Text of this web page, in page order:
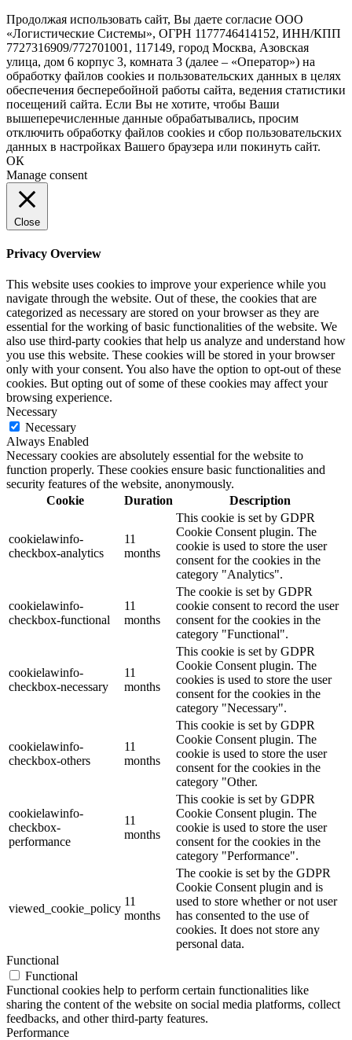
Продолжая использовать сайт, Вы даете согласие ООО
«Логистические Системы», ОГРН 1177746414152, ИНН/КПП
7727316909/772701001, 117149, город Москва, Азовская
улица, дом 6 корпус 3, комната 3 (далее – «Оператор») на
обработку файлов cookies и пользовательских данных в целях
обеспечения бесперебойной работы сайта, ведения статистики
посещений сайта. Если Вы не хотите, чтобы Ваши
вышеперечисленные данные обрабатывались, просим
отключить обработку файлов cookies и сбор пользовательских
данных в настройках Вашего браузера или покинуть сайт.
ОК
Manage consent
Close
Privacy Overview
This website uses cookies to improve your experience while you
navigate through the website. Out of these, the cookies that are
categorized as necessary are stored on your browser as they are
essential for the working of basic functionalities of the website. We
also use third-party cookies that help us analyze and understand how
you use this website. These cookies will be stored in your browser
only with your consent. You also have the option to opt-out of these
cookies. But opting out of some of these cookies may affect your
browsing experience.
Necessary
Necessary
Always Enabled
Necessary cookies are absolutely essential for the website to
function properly. These cookies ensure basic functionalities and
security features of the website, anonymously.
Cookie
Duration Description
cookielawinfo-
checkbox-analytics
11
months
This cookie is set by GDPR
Cookie Consent plugin. The
cookie is used to store the user
consent for the cookies in the
category "Analytics".
cookielawinfo-
checkbox-functional
11
months
The cookie is set by GDPR
cookie consent to record the user
consent for the cookies in the
category "Functional".
cookielawinfo-
checkbox-necessary
11
months
This cookie is set by GDPR
Cookie Consent plugin. The
cookies is used to store the user
consent for the cookies in the
category "Necessary".
cookielawinfo-
checkbox-others
11
months
This cookie is set by GDPR
Cookie Consent plugin. The
cookie is used to store the user
consent for the cookies in the
category "Other.
cookielawinfo-
checkbox-
performance
11
months
This cookie is set by GDPR
Cookie Consent plugin. The
cookie is used to store the user
consent for the cookies in the
category "Performance".
viewed_cookie_policy
11
months
The cookie is set by the GDPR
Cookie Consent plugin and is
used to store whether or not user
has consented to the use of
cookies. It does not store any
personal data.
Functional
Functional
Functional cookies help to perform certain functionalities like
sharing the content of the website on social media platforms, collect
feedbacks, and other third-party features.
Performance